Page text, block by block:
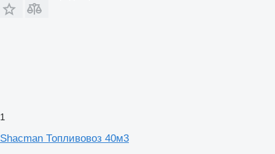
1
Shacman Топливовоз 40м3